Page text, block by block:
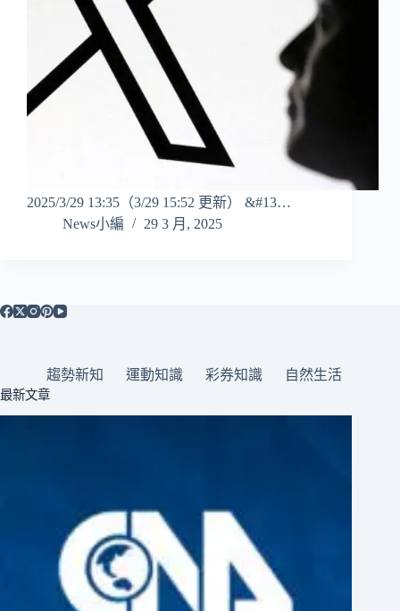
2025/3/29 13:35（3/29 15:52 更新） &#13…
News小編
29 3 月, 2025
趨勢新知 運動知識 彩券知識 自然生活
最新文章